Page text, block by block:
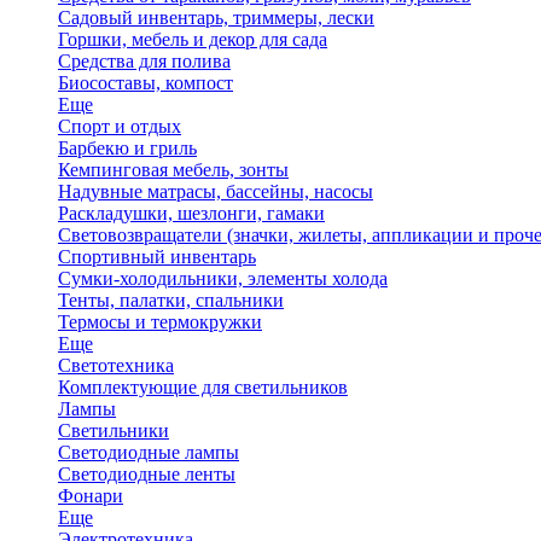
Садовый инвентарь, триммеры, лески
Горшки, мебель и декор для сада
Средства для полива
Биосоставы, компост
Еще
Спорт и отдых
Барбекю и гриль
Кемпинговая мебель, зонты
Надувные матрасы, бассейны, насосы
Раскладушки, шезлонги, гамаки
Световозвращатели (значки, жилеты, аппликации и
Спортивный инвентарь
Сумки-холодильники, элементы холода
Тенты, палатки, спальники
Термосы и термокружки
Еще
Светотехника
Комплектующие для светильников
Лампы
Светильники
Светодиодные лампы
Светодиодные ленты
Фонари
Еще